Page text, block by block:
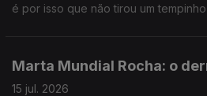
é por isso que não tirou um
Marta Mundial Rocha: o
15 jul. 2026